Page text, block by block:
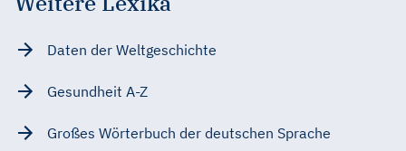
Daten der Weltgeschichte
Gesundheit A-Z
Großes Wörterbuch der deutschen Sprache